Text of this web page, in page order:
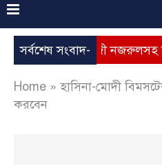
সর্বশেষ সংবাদ-
নেতা হাজী নজরুলসহ
Home » হাসিনা-মোদী
করবেন